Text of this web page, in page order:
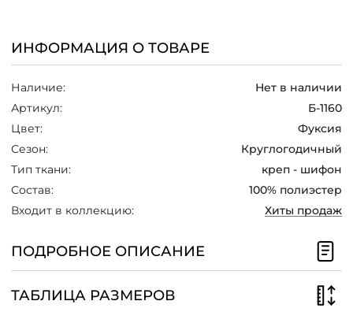
ИНФОРМАЦИЯ О ТОВАРЕ
Наличие:
Нет в наличии
Артикул:
Б-1160
Цвет:
Фуксия
Сезон:
Круглогодичный
Тип ткани:
креп - шифон
Состав:
100% полиэстер
Входит в коллекцию:
Хиты продаж
ПОДРОБНОЕ ОПИСАНИЕ
ТАБЛИЦА РАЗМЕРОВ